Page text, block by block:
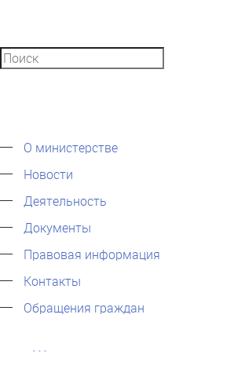
О министерстве
Новости
Деятельность
Документы
Правовая информация
Контакты
Обращения граждан
...